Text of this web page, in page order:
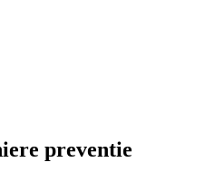
preventie